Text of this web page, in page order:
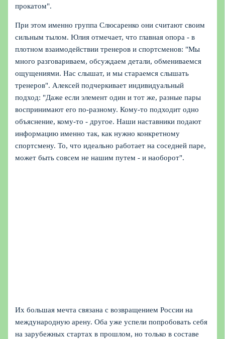
прокатом".
При этом именно группа Слюсаренко они считают своим
сильным тылом. Юлия отмечает, что главная опора - в
плотном взаимодействии тренеров и спортсменов: "Мы
много разговариваем, обсуждаем детали, обмениваемся
ощущениями. Нас слышат, и мы стараемся слышать
тренеров". Алексей подчеркивает индивидуальный
подход: "Даже если элемент один и тот же, разные пары
воспринимают его по-разному. Кому-то подходит одно
объяснение, кому-то - другое. Наши наставники подают
информацию именно так, как нужно конкретному
спортсмену. То, что идеально работает на соседней паре,
может быть совсем не нашим путем - и наоборот".
Их большая мечта связана с возвращением России на
международную арену. Оба уже успели попробовать себя
на зарубежных стартах в прошлом, но только в составе